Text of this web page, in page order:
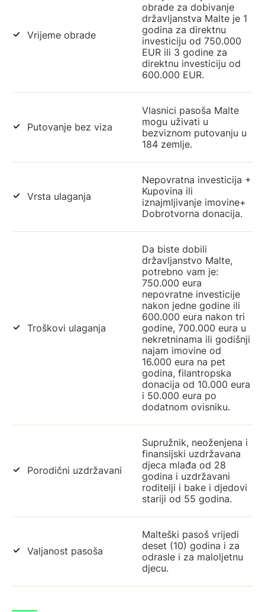
Vrijeme obrade
obrade za dobivanje
državljanstva Malte je 1
godina za direktnu
investiciju od 750.000
EUR ili 3 godine za
direktnu investiciju od
600.000 EUR.
Putovanje bez viza
Vlasnici pasoša Malte
mogu uživati u
bezviznom putovanju u
184 zemlje.
Vrsta ulaganja
Nepovratna investicija +
Kupovina ili
iznajmljivanje imovine+
Dobrotvorna donacija.
Troškovi ulaganja
Da biste dobili
državljanstvo Malte,
potrebno vam je:
750.000 eura
nepovratne investicije
nakon jedne godine ili
600.000 eura nakon tri
godine, 700.000 eura u
nekretninama ili godišnji
najam imovine od
16.000 eura na pet
godina, filantropska
donacija od 10.000 eura
i 50.000 eura po
dodatnom ovisniku.
Porodični uzdržavani
Supružnik, neoženjena i
finansijski uzdržavana
djeca mlađa od 28
godina i uzdržavani
roditelji i bake i djedovi
stariji od 55 godina.
Valjanost pasoša
Malteški pasoš vrijedi
deset (10) godina i za
odrasle i za maloljetnu
djecu.